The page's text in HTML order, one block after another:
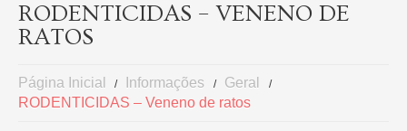
RODENTICIDAS – VENENO DE
RATOS
Página Inicial Informações
Geral
RODENTICIDAS – Veneno de ratos